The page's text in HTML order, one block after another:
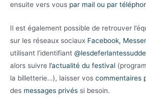
ensuite vers vous par mail ou par
Il est également possible de retrouver
sur les réseaux sociaux Facebook,
utilisant l’identifiant
alors suivre l’actualité du festival
la billetterie…), laisser vos commentaires
des messages privés si besoin.